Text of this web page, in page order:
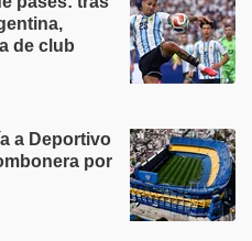
de club
a Deportivo
por